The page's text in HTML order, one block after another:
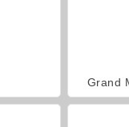
Grand